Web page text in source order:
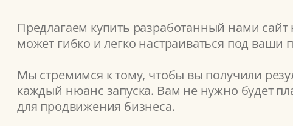
Предлагаем купить разработанный нами сайт
может гибко и легко настраиваться под ваши
Мы стремимся к тому, чтобы вы получили
каждый нюанс запуска. Вам не нужно будет
для продвижения бизнеса.